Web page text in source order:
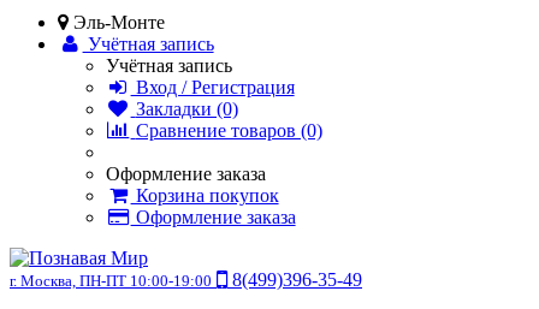
Эль-Монте
Учётная запись
Учётная запись
Вход / Регистрация
Закладки (0)
Сравнение товаров (0)
Оформление заказа
Корзина покупок
Оформление заказа
г. Москва, ПН-ПТ 10:00-19:00
8(499)396-35-49